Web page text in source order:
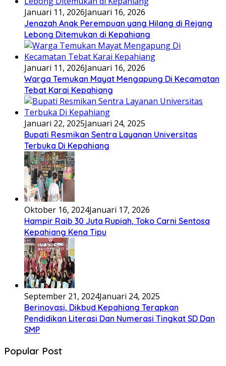
Januari 11, 2026Januari 16, 2026
Jenazah Anak Perempuan yang Hilang di Rejang
Lebong Ditemukan di Kepahiang
Januari 11, 2026Januari 16, 2026
Warga Temukan Mayat Mengapung Di Kecamatan
Tebat Karai Kepahiang
Januari 22, 2025Januari 24, 2025
Bupati Resmikan Sentra Layanan Universitas
Terbuka Di Kepahiang
Oktober 16, 2024Januari 17, 2026
Hampir Raib 30 Juta Rupiah, Toko Carni Sentosa
Kepahiang Kena Tipu
September 21, 2024Januari 24, 2025
Berinovasi, Dikbud Kepahiang Terapkan
Pendidikan Literasi Dan Numerasi Tingkat SD Dan
SMP
Popular Post